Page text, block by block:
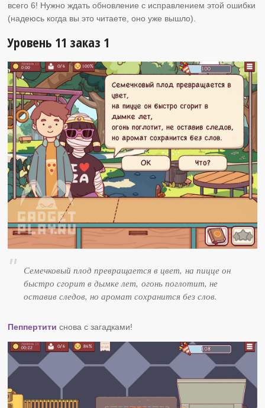
всего 6! Нужно ждать обновление с исправлением этой ошибки
(надеюсь когда вы это читаете, оно уже вышло).
Уровень 11 заказ 1
Семечковый плод превращается в цвет, на пицце он
быстро сгорит в дымке лет, огонь поглотит, не
оставив следов, но аромат сохранится без слов.
Пеппертити снова с загадками!